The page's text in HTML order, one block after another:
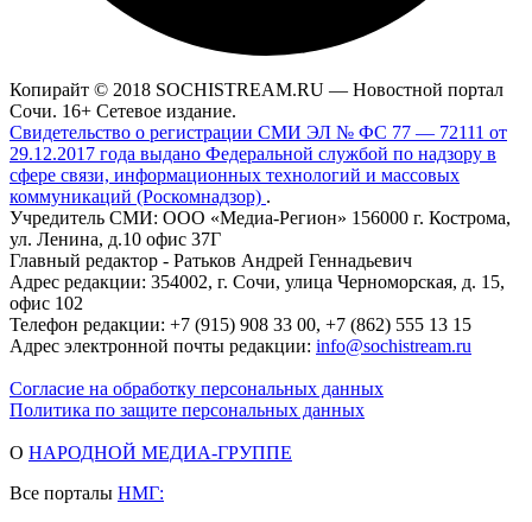
Копирайт © 2018 SOCHISTREAM.RU — Новостной портал
Сочи. 16+ Сетевое издание.
Свидетельство о регистрации СМИ ЭЛ № ФС 77 — 72111 от
29.12.2017 года выдано Федеральной службой по надзору в
сфере связи, информационных технологий и массовых
коммуникаций (Роскомнадзор) .
Учредитель СМИ: ООО «Медиа-Регион» 156000 г. Кострома,
ул. Ленина, д.10 офис 37Г
Главный редактор - Ратьков Андрей Геннадьевич
Адрес редакции: 354002, г. Сочи, улица Черноморская, д. 15,
офис 102
Телефон редакции: +7 (915) 908 33 00, +7 (862) 555 13 15
Адрес электронной почты редакции: info@sochistream.ru
Согласие на обработку персональных данных
Политика по защите персональных данных
О НАРОДНОЙ МЕДИА-ГРУППЕ
Все порталы НМГ: